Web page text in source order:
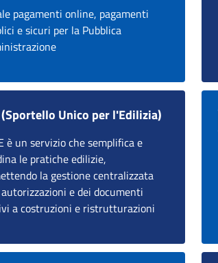
pagamenti online, pagamenti
e sicuri per la Pubblica
(Sportello Unico per l'Edilizia)
è un servizio che semplifica e
le pratiche edilizie,
la gestione centralizzata
e dei documenti
a costruzioni e ristrutturazioni